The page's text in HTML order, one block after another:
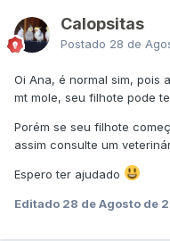
Calopsitas
Postado 28 de
Oi Ana, é normal sim, pois
mt mole, seu filhote pode
Porém se seu filhote
assim consulte um
Espero ter ajudado
Editado 28 de Agosto de